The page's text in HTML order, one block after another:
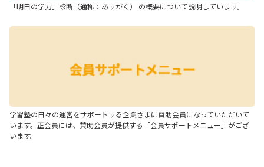
「明日の学力」診断（通称：あすがく） の概要について説明しています。
学習塾の日々の運営をサポートする企業さまに賛助会員になっていただいて
います。正会員には、賛助会員が提供する「会員サポートメニュー」がござ
います。